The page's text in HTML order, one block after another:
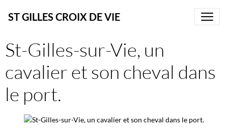
ST GILLES CROIX DE VIE
St-Gilles-sur-Vie, un
cavalier et son cheval dans
le port.